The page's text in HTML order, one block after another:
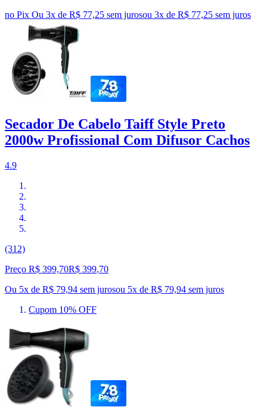
no Pix Ou 3x de R$ 77,25 sem jurosou 3x de R$ 77,25 sem juros
Secador De Cabelo Taiff Style Preto
2000w Profissional Com Difusor Cachos
4.9
(312)
Preço R$ 399,70R$ 399,70
Ou 5x de R$ 79,94 sem jurosou 5x de R$ 79,94 sem juros
Cupom 10% OFF